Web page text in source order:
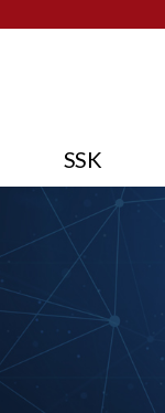
SSK